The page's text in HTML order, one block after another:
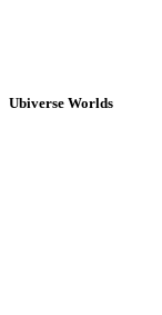
Ubiverse Worlds